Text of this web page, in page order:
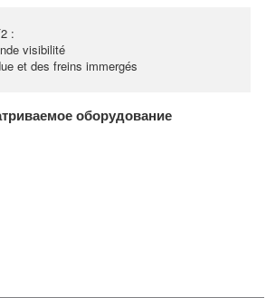
:
visibilité
et des freins immergés
оборудование